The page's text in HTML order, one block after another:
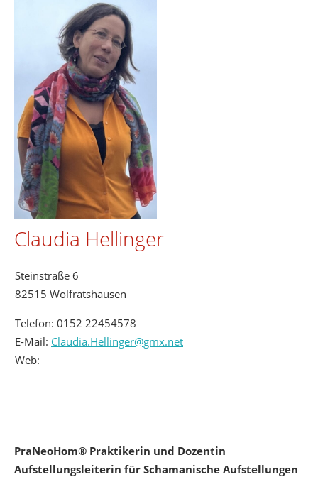
Claudia Hellinger
Steinstraße 6
82515 Wolfratshausen
Telefon: 0152 22454578
E-Mail: Claudia.Hellinger@gmx.net
Web:
PraNeoHom® Praktikerin und Dozentin
Aufstellungsleiterin für Schamanische Aufstellungen